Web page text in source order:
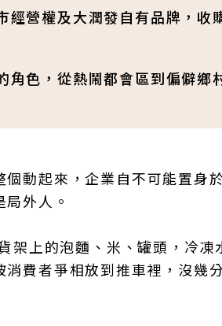
營權及大潤發自有品牌，收
色，從熱鬧都會區到偏僻鄉
動起來，企業自不可能置身
外人。
架上的泡麵、米、罐頭，冷
費者爭相放到推車裡，沒幾